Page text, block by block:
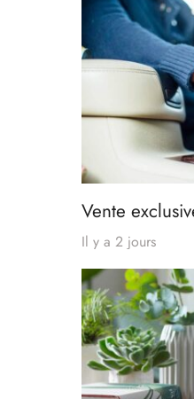
Vente
Il y a 2 jours